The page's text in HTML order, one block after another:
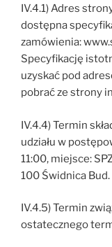
IV.4.1) Adres
dostępna
zamówienia:
Specyfikację
uzyskać pod
pobrać ze strony
IV.4.4) Termin
udziału w
11:00, miejsce:
100 Świdnica Bud.
IV.4.5) Termin
ostatecznego